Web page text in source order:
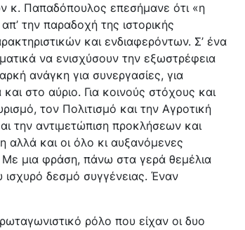
κ. Παπαδόπουλος επεσήμανε ότι «η
την παραδοχή της ιστορικής
και ενδιαφερόντων. Σ’ ένα
να ενισχύσουν την εξωστρέφεια
ανάγκη για συνεργασίες, για
στο αύριο. Για κοινούς στόχους και
τον Πολιτισμό και την Αγροτική
την αντιμετώπιση προκλήσεων και
αλλά και οι όλο κι αυξανόμενες
Με μια φράση, πάνω στα γερά θεμέλια
δεσμό συγγένειας. Έναν
ρόλο που είχαν οι δυο